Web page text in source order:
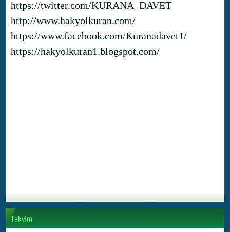
https://twitter.com/KURANA_DAVET
http://www.hakyolkuran.com/
https://www.facebook.com/Kuranadavet1/
https://hakyolkuran1.blogspot.com/